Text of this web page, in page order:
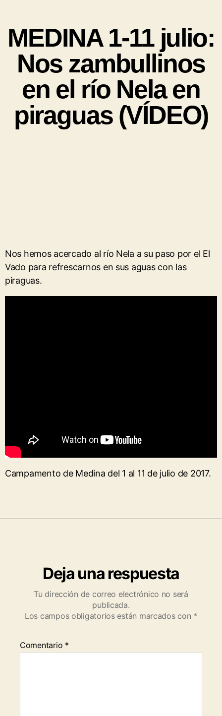
MEDINA 1-11 julio:
Nos zambullinos
en el río Nela en
piraguas (VÍDEO)
Nos hemos acercado al río Nela a su paso por el El
Vado para refrescarnos en sus aguas con las
piraguas.
Campamento de Medina del 1 al 11 de julio de 2017.
Deja una respuesta
Tu dirección de correo electrónico no será
publicada.
Los campos obligatorios están marcados con *
Comentario *